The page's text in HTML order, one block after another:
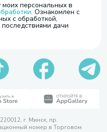
персональных в
. Ознакомлен с
с обработкой,
дачи
г. Минск, пр.
номер в Торговом